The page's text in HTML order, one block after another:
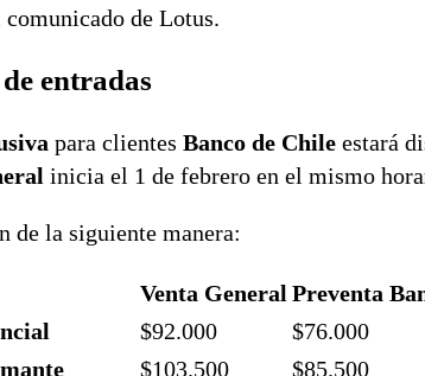
de Lotus.
entradas
para clientes Banco de Chile estará
inicia el 1 de febrero en el mismo
de la siguiente manera:
Venta General Preventa
$92.000
$76.000
$103.500 $85.500